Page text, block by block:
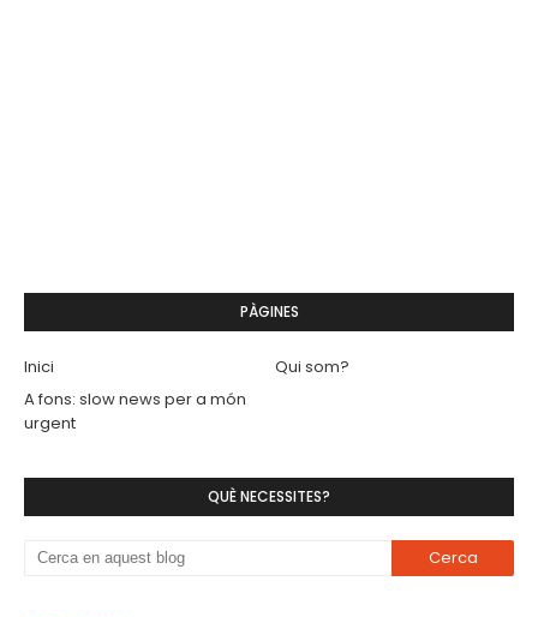
PÀGINES
Inici
Qui som?
A fons: slow news per a món
urgent
QUÈ NECESSITES?